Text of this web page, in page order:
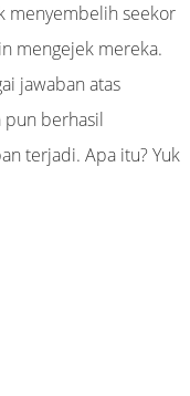
menyembelih seekor
mengejek mereka.
jawaban atas
pun berhasil
terjadi. Apa itu? Yuk